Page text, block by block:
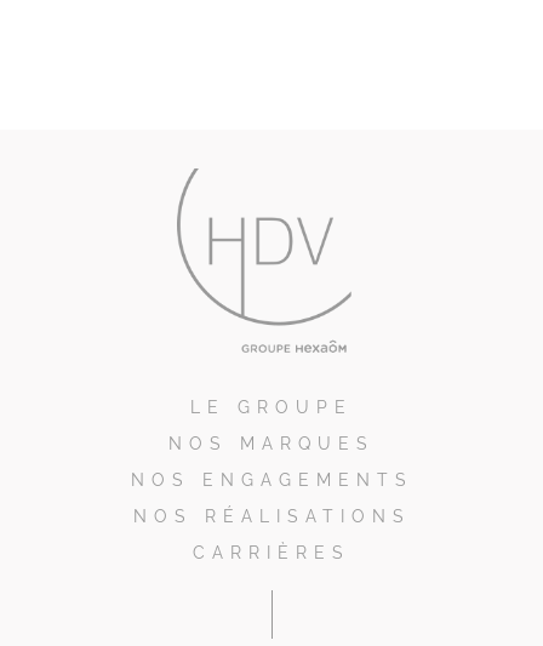
LE GROUPE
NOS MARQUES
NOS ENGAGEMENTS
NOS RÉALISATIONS
CARRIÈRES